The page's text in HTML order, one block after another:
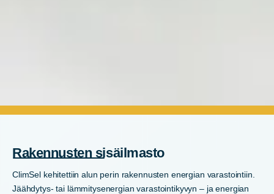
Rakennusten sisäilmasto
ClimSel kehitettiin alun perin rakennusten energian varastointiin.
Jäähdytys- tai lämmitysenergian varastointikyvyn – ja energian